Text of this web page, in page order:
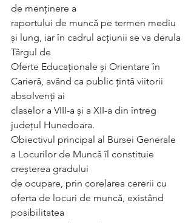
de menținere a
raportului de muncă pe termen mediu
și lung, iar în cadrul acțiunii se va derula
Târgul de
Oferte Educaționale și Orientare în
Carieră, având ca public țintă viitorii
absolvenți ai
claselor a VIII-a și a XII-a din întreg
județul Hunedoara.
Obiectivul principal al Bursei Generale
a Locurilor de Muncă îl constituie
creșterea gradului
de ocupare, prin corelarea cererii cu
oferta de locuri de muncă, existând
posibilitatea